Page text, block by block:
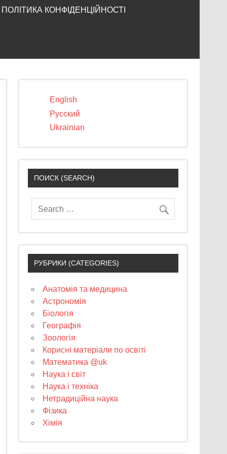
ПОЛІТИКА КОНФІДЕНЦІЙНОСТІ
English
Русский
Ukrainian
ПОИСК (SEARCH)
РУБРИКИ (CATEGORIES)
Анатомія та медицина
Астрономія
Біологія
Географія
Зоологія
Корисні матеріали по освіті
Математика @uk
Наука і світ
Наука і техніка
Нетрадиційна наука
Фізика
Хімія